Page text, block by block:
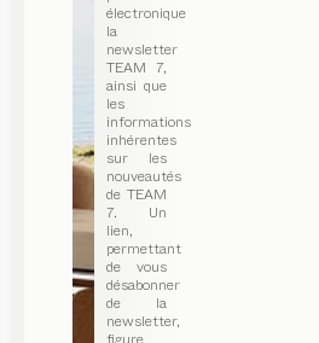
électronique
la
newsletter
TEAM 7,
ainsi que
les
informations
inhérentes
sur les
nouveautés
de TEAM
7. Un
lien,
permettant
de vous
désabonner
de la
newsletter,